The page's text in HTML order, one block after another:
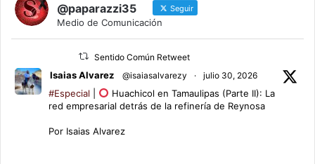
@paparazzi35 Seguir
Medio de Comunicación
Sentido Común Retweet
Isaias Alvarez @isaiasalvarezy · julio 30, 2026
#Especial
Huachicol en Tamaulipas (Parte II): La
red empresarial detrás de la refinería de Reynosa
Por Isaias Alvarez